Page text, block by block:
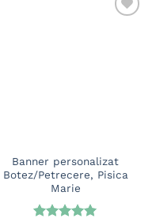
Banner personalizat
Botez/Petrecere, Pisica
Marie